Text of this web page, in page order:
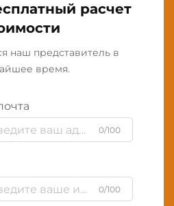
расчет
наш представитель в
время.
0/100
0/100